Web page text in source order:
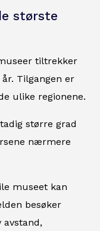
største
tiltrekker
Tilgangen er
ulike regionene.
større grad
nærmere
museet kan
besøker